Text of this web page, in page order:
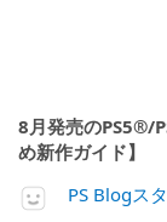
8月発売のPS5®/
め新作ガイド】
PS Blogス